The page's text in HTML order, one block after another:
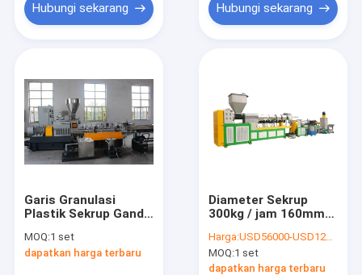
Hubungi sekarang Hubungi sekarang
Garis Granulasi
Plastik Sekrup Ganda
MOQ:1 set
dapatkan harga terbaru
Diameter Sekrup
300kg / jam 160mm
Plastik
Harga:USD56000-USD122000 per set
MOQ:1 set
dapatkan harga terbaru